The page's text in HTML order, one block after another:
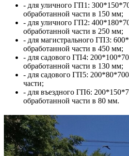
- для уличного ГП1:
обработанной части в 150 мм;
- для уличного ГП2:
обработанной части в 250 мм;
- для магистрального ГП3:
обработанной части в 450 мм;
- для садового ГП4:
обработанной части в 130 мм;
- для садового ГП5:
части;
- для въездного ГП6:
обработанной части в 80 мм.